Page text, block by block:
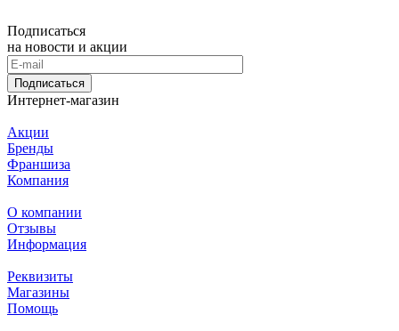
Подписаться
на новости и акции
Подписаться
Интернет-магазин
Акции
Бренды
Франшиза
Компания
О компании
Отзывы
Информация
Реквизиты
Магазины
Помощь